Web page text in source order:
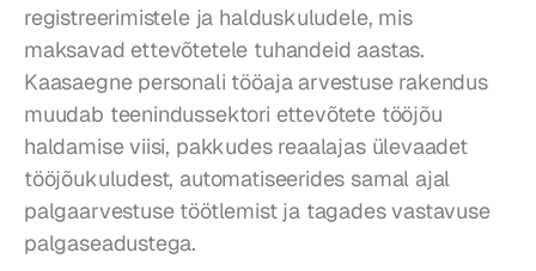
registreerimistele ja halduskuludele, mis
maksavad ettevõtetele tuhandeid aastas.
Kaasaegne personali tööaja arvestuse rakendus
muudab teenindussektori ettevõtete tööjõu
haldamise viisi, pakkudes reaalajas ülevaadet
tööjõukuludest, automatiseerides samal ajal
palgaarvestuse töötlemist ja tagades vastavuse
palgaseadustega.